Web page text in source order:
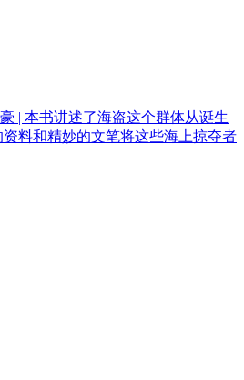
豪 | 本书讲述了海盗这个群体从诞生
料和精妙的文笔将这些海上掠夺者